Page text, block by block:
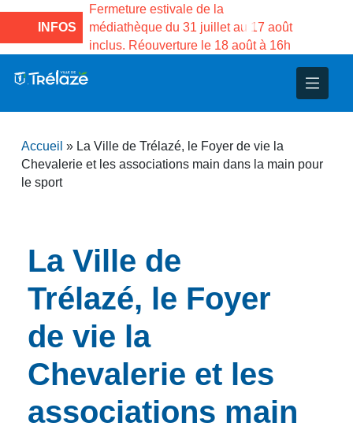
INFOS
Maison des
Gama du
Fermeture estivale de la
médiathèque du 31 juillet au 17 août
inclus. Réouverture le 18 août à 16h
Services
3 au 21
et d’animations
Projets
– Jumelage
Accueil » La Ville de Trélazé, le Foyer de vie la
Chevalerie et les associations main dans la main pour
le sport
La Ville de
Trélazé, le Foyer
de vie la
Chevalerie et les
associations main